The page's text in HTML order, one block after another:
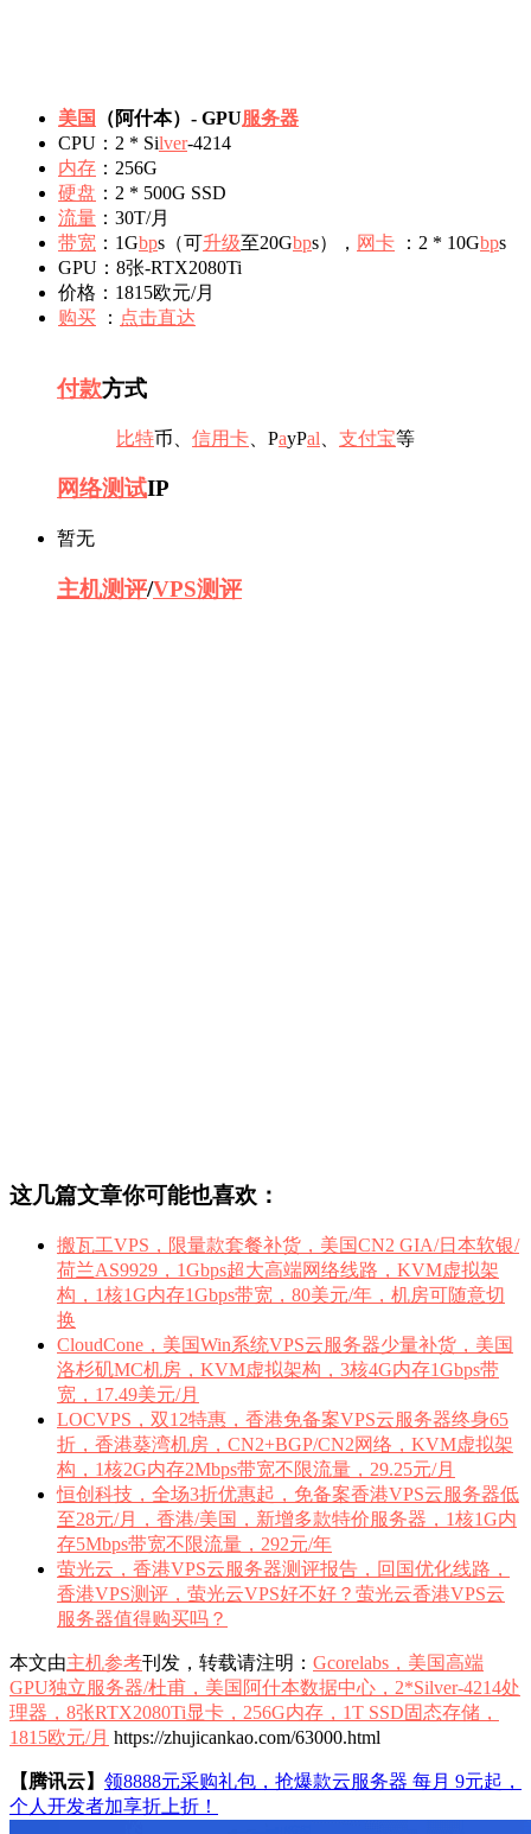
美国 （阿什本）- GPU 服务器
CPU：2 * Silver-4214
内存 ：256G
硬盘 ：2 * 500G SSD
流量 ：30T/月
带宽 ：1Gbps（可升级至20Gbps）， 网卡 ：2 * 10Gbps
GPU：8张-RTX2080Ti
价格：1815欧元/月
购买 ： 点击直达
付款方式
比特币、 信用卡 、PayPal 支付宝等
网络测试IP
暂无
主机测评/VPS测评
这几篇文章你可能也喜欢：
搬瓦工VPS，限量款套餐补货，美国CN2 GIA/日本软银/
荷兰AS9929，1Gbps超大高端网络线路，KVM虚拟架
构，1核1G内存1Gbps带宽，80美元/年，机房可随意切
换
CloudCone，美国Win系统VPS云服务器少量补货，美国
洛杉矶MC机房，KVM虚拟架构，3核4G内存1Gbps带
宽，17.49美元/月
LOCVPS，双12特惠，香港免备案VPS云服务器终身65
折，香港葵湾机房，CN2+BGP/CN2网络，KVM虚拟架
构，1核2G内存2Mbps带宽不限流量，29.25元/月
恒创科技，全场3折优惠起，免备案香港VPS云服务器低
至28元/月，香港/美国，新增多款特价服务器，1核1G内
存5Mbps带宽不限流量，292元/年
萤光云，香港VPS云服务器测评报告，回国优化线路，
香港VPS测评，萤光云VPS好不好？萤光云香港VPS云
服务器值得购买吗？
本文由主机参考刊发，转载请注明： Gcorelabs，美国高端
GPU独立服务器/杜甫，美国阿什本数据中心，2*Silver-4214处
理器，8张RTX2080Ti显卡，256G内存，1T SSD固态存储，
1815欧元/月 https://zhujicankao.com/63000.html
【腾讯云】 领8888元采购礼包，抢爆款云服务器 每月 9元起，
个人开发者加享折上折！